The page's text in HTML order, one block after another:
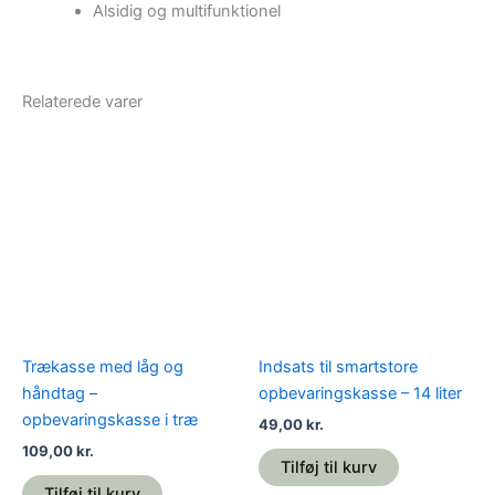
Alsidig og multifunktionel
Relaterede varer
Trækasse med låg og
håndtag –
opbevaringskasse i træ
109,00kr.
Indsats til smartstore
opbevaringskasse – 14 liter
49,00kr.
Tilføj til kurv